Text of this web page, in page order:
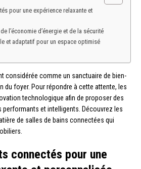
pour une expérience relaxante et
l’économie d’énergie et de la sécurité
et adaptatif pour un espace optimisé
considérée comme un sanctuaire de bien-
du foyer. Pour répondre à cette attente, les
technologique afin de proposer des
et intelligents. Découvrez les
de salles de bains connectées qui
connectés pour une